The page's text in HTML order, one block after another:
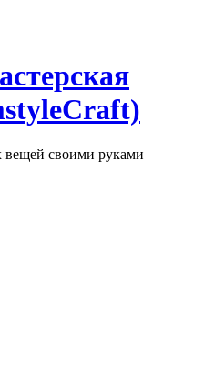
вещей своими руками